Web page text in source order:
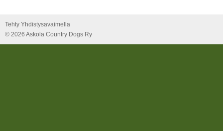
Tehty Yhdistysavaimella
© 2026 Askola Country Dogs Ry